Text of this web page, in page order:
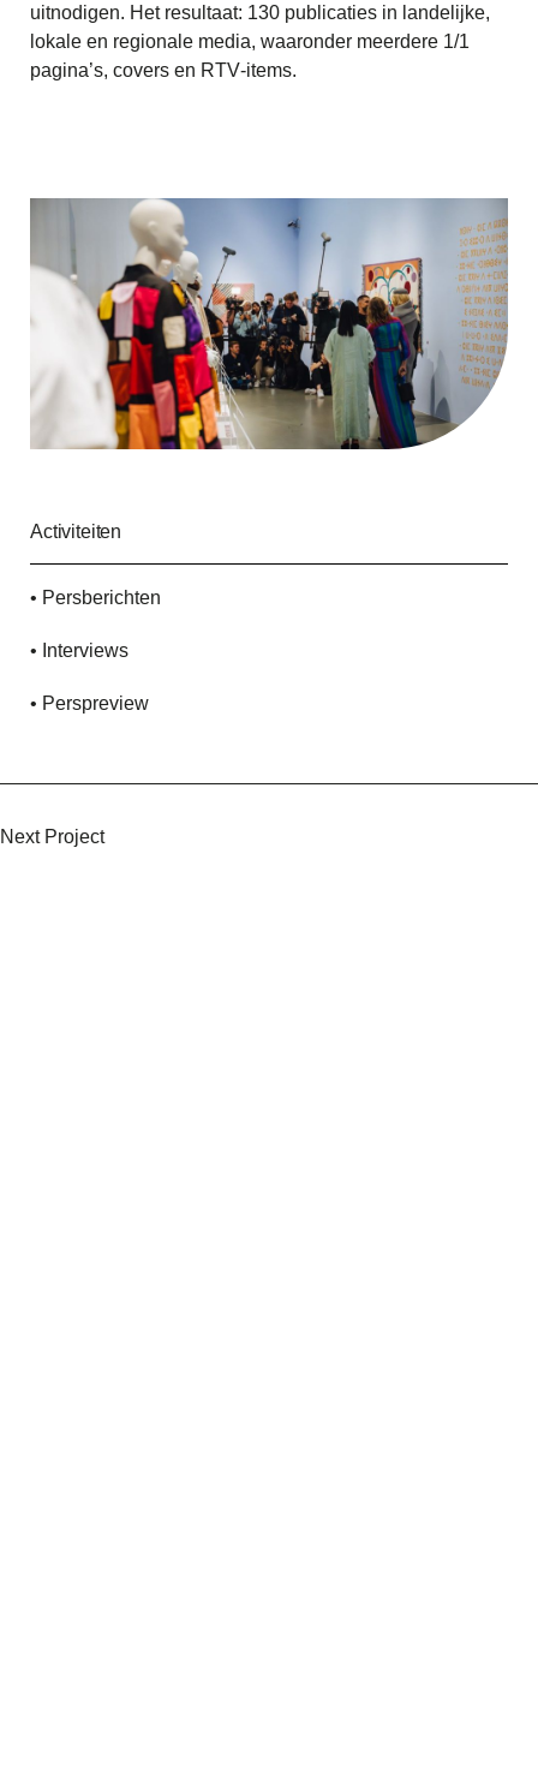
uitnodigen. Het resultaat: 130 publicaties in landelijke,
lokale en regionale media, waaronder meerdere 1/1
pagina’s, covers en RTV-items.
Activiteiten
• Persberichten
• Interviews
• Perspreview
Next Project